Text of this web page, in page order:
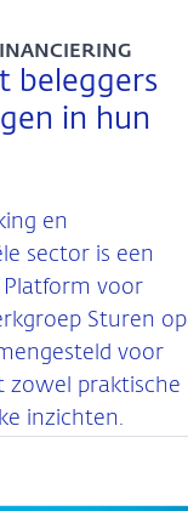
beleggers
in hun
en
sector is een
Platform voor
Sturen op
voor
zowel praktische
inzichten.